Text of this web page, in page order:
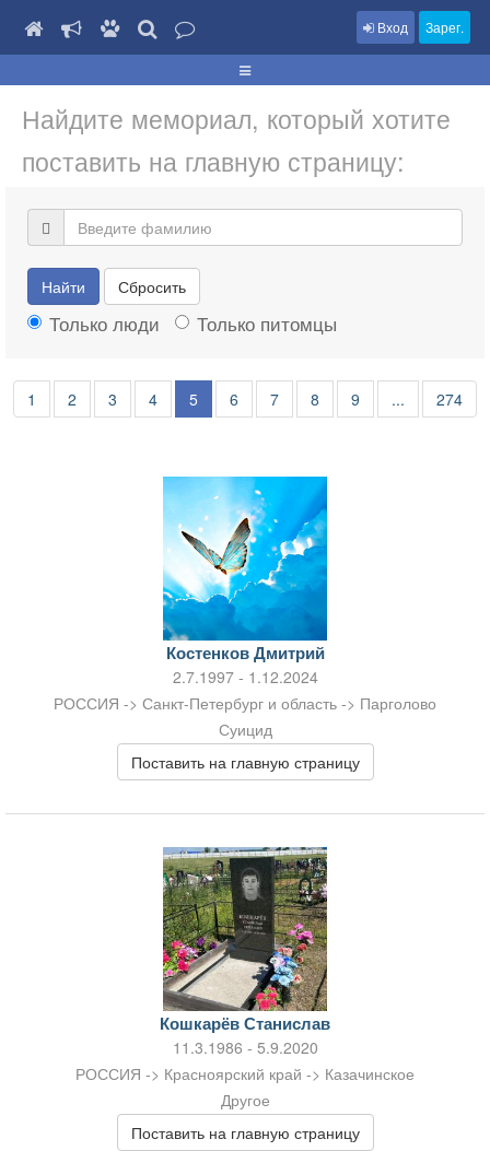
Вход Зарег.
Найдите мемориал, который хотите
поставить на главную страницу:
Найти Сбросить
Только люди Только питомцы
1 2 3 4 5 6 7 8 9 ... 274
Костенков Дмитрий
2.7.1997 - 1.12.2024
РОССИЯ -> Санкт-Петербург и область -> Парголово
Суицид
Поставить на главную страницу
Кошкарёв Станислав
11.3.1986 - 5.9.2020
РОССИЯ -> Красноярский край -> Казачинское
Другое
Поставить на главную страницу